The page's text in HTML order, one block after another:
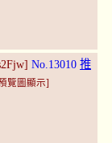
No.13010 推
覽圖顯示]